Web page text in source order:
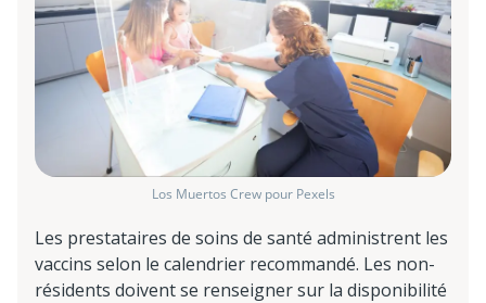
Los Muertos Crew pour Pexels
Les prestataires de soins de santé administrent les
vaccins selon le calendrier recommandé. Les non-
résidents doivent se renseigner sur la disponibilité